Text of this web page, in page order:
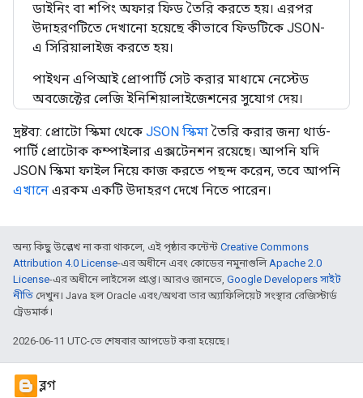
ডাইনিং বা শপিং অফার ফিড তৈরি করতে হয়। এরপর
উদাহরণটিতে দেখানো হয়েছে কীভাবে ফিডটিকে JSON-
এ সিরিয়ালাইজ করতে হয়।
পাইথন এপিআই প্রোপার্টি সেট করার মাধ্যমে নেস্টেড
অবজেক্টের লেজি ইনিশিয়ালাইজেশনের সুযোগ দেয়।
দ্রষ্টব্য: প্রোটো স্কিমা থেকে JSON স্কিমা তৈরি করার জন্য থার্ড-
পার্টি প্রোটোক কম্পাইলার এক্সটেনশন রয়েছে। আপনি যদি
JSON স্কিমা ফাইল নিয়ে কাজ করতে পছন্দ করেন, তবে আপনি
এখানে এরকম একটি উদাহরণ দেখে নিতে পারেন।
অন্য কিছু উল্লেখ না করা থাকলে, এই পৃষ্ঠার কন্টেন্ট Creative Commons
Attribution 4.0 License-এর অধীনে এবং কোডের নমুনাগুলিApache 2.0
License-এর অধীনে লাইসেন্স প্রাপ্ত। আরও জানতে, Google Developers সাইট
নীতি দেখুন। Java হল Oracle এবং/অথবা তার অ্যাফিলিয়েট সংস্থার রেজিস্টার্ড
ট্রেডমার্ক।
2026-06-11 UTC-তে শেষবার আপডেট করা হয়েছে।
ব্লগ